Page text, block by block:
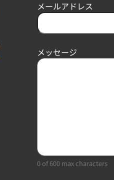
メールアドレス
メッセージ
0 of 600 max characters